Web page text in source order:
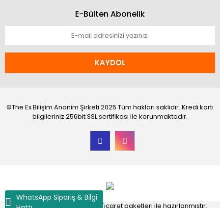
WhatsApp Sipariş & Bilgi
E-Bülten Abonelik
KAYDOL
©The Ex Bilişim Anonim Şirketi 2025 Tüm hakları saklıdır. Kredi kartı
bilgileriniz 256bit SSL sertifikası ile korunmaktadır.
IdeaSoft Akıllı E-Ticaret paketleri ile hazırlanmıştır.